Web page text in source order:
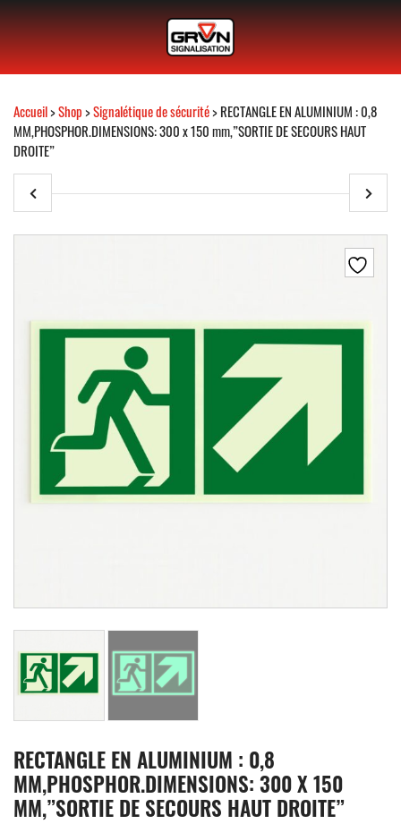
Accueil>Shop>Signalétique de sécurité> RECTANGLE EN ALUMINIUM : 0,8
MM,PHOSPHOR.DIMENSIONS: 300 x 150 mm,”SORTIE DE SECOURS HAUT
DROITE”
RECTANGLE EN ALUMINIUM : 0,8
MM,PHOSPHOR.DIMENSIONS: 300 X 150
MM,”SORTIE DE SECOURS HAUT DROITE”